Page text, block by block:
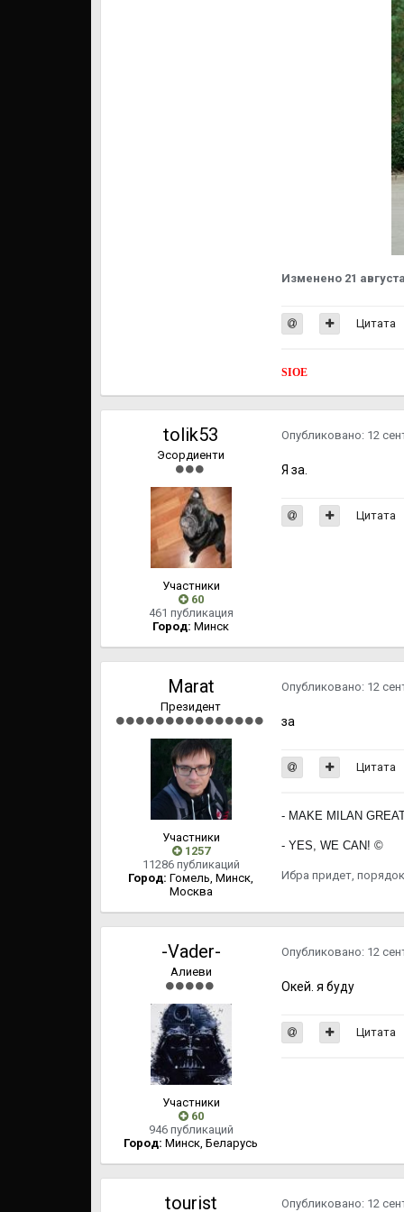
Изменено 21
Цитата
SIOE
tolik53
Эсордиенти
Участники
60
461 публикация
Город: Минск
Опубликовано: 12
Я за.
Цитата
Marat
Президент
Участники
1257
11286 публикаций
Город: Гомель, Минск,
Москва
Опубликовано: 12
за
Цитата
- MAKE MILAN
- YES, WE CAN! ©
Ибра придет,
-Vader-
Алиеви
Участники
60
946 публикаций
Город: Минск, Беларусь
Опубликовано: 12
Окей. я буду
Цитата
tourist Опубликовано: 12